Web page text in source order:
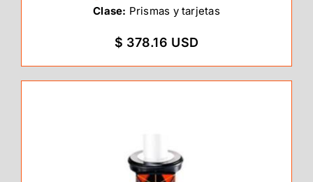
Clase: Prismas y tarjetas
$ 378.16 USD